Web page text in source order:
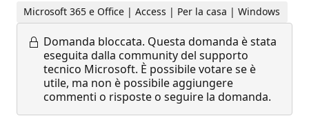
Microsoft 365 e Office | Access | Per la casa | Windows
Domanda bloccata. Questa domanda è stata
eseguita dalla community del supporto
tecnico Microsoft. È possibile votare se è
utile, ma non è possibile aggiungere
commenti o risposte o seguire la domanda.